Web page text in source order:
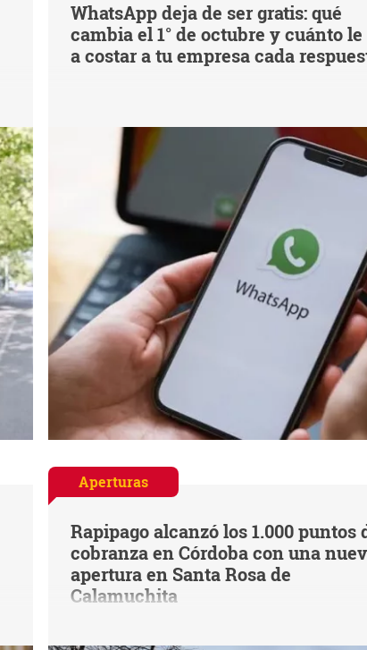
WhatsApp deja de ser gratis: qué
cambia el 1° de octubre y cuánto le
a costar a tu empresa cada
Aperturas
Rapipago alcanzó los 1.000 puntos
cobranza en Córdoba con una
apertura en Santa Rosa de
Calamuchita